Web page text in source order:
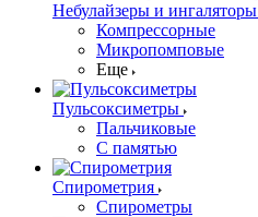
Небулайзеры и ингаляторы
Компрессорные
Микропомповые
Еще
Пульсоксиметры
Пальчиковые
С памятью
Спирометрия
Спирометры